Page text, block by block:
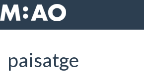
Vés al contingut
Inici paisatge
paisatge